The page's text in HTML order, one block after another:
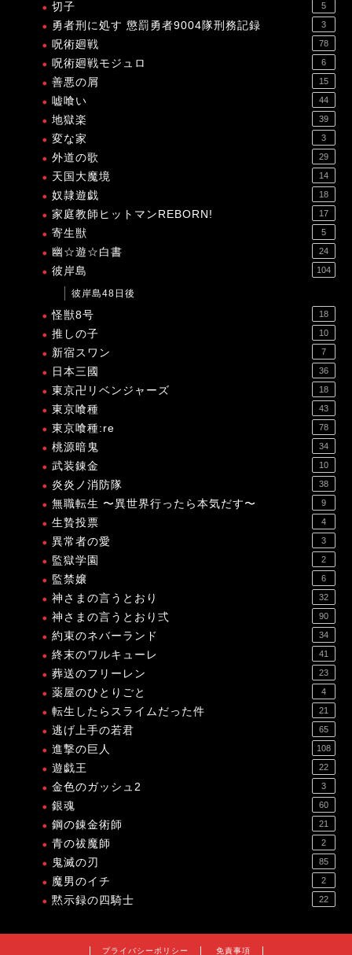
切子 5
勇者刑に処す 懲罰勇者9004隊刑務記録 3
呪術廻戦 78
呪術廻戦モジュロ 6
善悪の屑 15
嘘喰い 44
地獄楽 39
変な家 3
外道の歌 29
天国大魔境 14
奴隷遊戯 18
家庭教師ヒットマンREBORN! 17
寄生獣 5
幽☆遊☆白書 24
彼岸島 104
彼岸島48日後
怪獣8号 18
推しの子 10
新宿スワン 7
日本三國 36
東京卍リベンジャーズ 18
東京喰種 43
東京喰種:re 78
桃源暗鬼 34
武装錬金 10
炎炎ノ消防隊 38
無職転生 〜異世界行ったら本気だす〜 9
生贄投票 4
異常者の愛 3
監獄学園 2
監禁嬢 6
神さまの言うとおり 32
神さまの言うとおり弍 90
約束のネバーランド 34
終末のワルキューレ 41
葬送のフリーレン 23
薬屋のひとりごと 4
転生したらスライムだった件 21
逃げ上手の若君 65
進撃の巨人 108
遊戯王 22
金色のガッシュ2 3
銀魂 60
鋼の錬金術師 21
青の祓魔師 2
鬼滅の刃 85
魔男のイチ 2
黙示録の四騎士 22
プライバシーポリシー 免責事項